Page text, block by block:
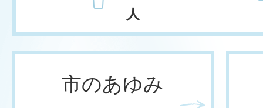
人
市のあゆみ